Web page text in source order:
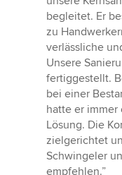
5
Sternen
begleitet. Er
zu
verlässliche
Unsere
fertiggestellt.
bei einer
hatte er
Lösung. Die
zielgerichtet
Schwingeler
empfehlen.”